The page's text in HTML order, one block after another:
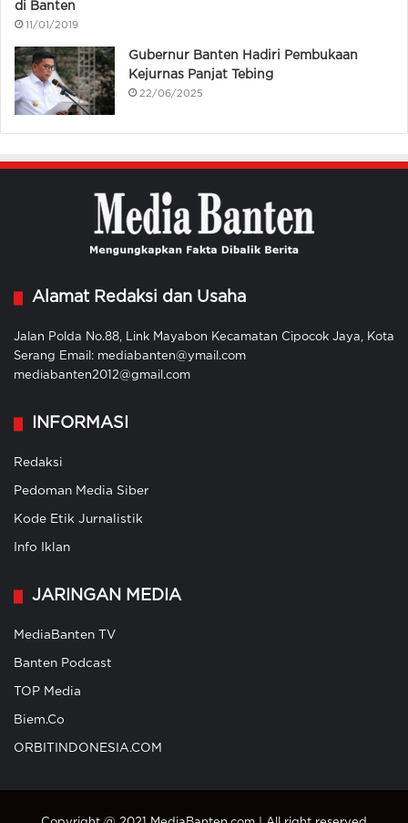
di Banten
11/01/2019
Gubernur Banten Hadiri Pembukaan
Kejurnas Panjat Tebing
22/06/2025
Alamat Redaksi dan Usaha
Jalan Polda No.88, Link Mayabon Kecamatan Cipocok Jaya, Kota
Serang Email: mediabanten@ymail.com
mediabanten2012@gmail.com
INFORMASI
Redaksi
Pedoman Media Siber
Kode Etik Jurnalistik
Info Iklan
JARINGAN MEDIA
MediaBanten TV
Banten Podcast
TOP Media
Biem.Co
ORBITINDONESIA.COM